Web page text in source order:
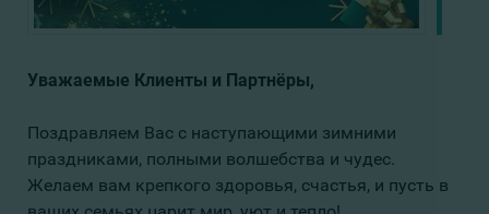
Уважаемые Клиенты и Партнёры,
Поздравляем Вас с наступающими зимними
праздниками, полными волшебства и чудес.
Желаем вам крепкого здоровья, счастья, и пусть в